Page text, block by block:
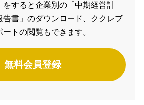
をすると企業別の「中期経営計
告書」のダウンロード、ククレブ
トの閲覧もできます。
無料会員登録